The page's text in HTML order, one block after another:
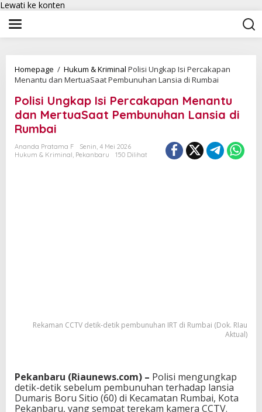
Lewati ke konten
Homepage / Hukum & Kriminal Polisi Ungkap Isi Percakapan
Menantu dan MertuaSaat Pembunuhan Lansia di Rumbai
Polisi Ungkap Isi Percakapan Menantu
dan MertuaSaat Pembunuhan Lansia di
Rumbai
Ananda Pratama F
Senin, 4 Mei 2026
Hukum & Kriminal, Pekanbaru 150 Dilihat
Rekaman CCTV detik-detik pembunuhan IRT di Rumbai (Dok. RIau
Aktual)
Pekanbaru (Riaunews.com) – Polisi mengungkap
detik-detik sebelum pembunuhan terhadap lansia
Dumaris Boru Sitio (60) di Kecamatan Rumbai, Kota
Pekanbaru, yang sempat terekam kamera CCTV.